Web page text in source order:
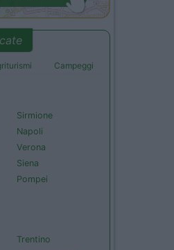
Campeggi
Sirmione
Napoli
Verona
Siena
Pompei
Trentino